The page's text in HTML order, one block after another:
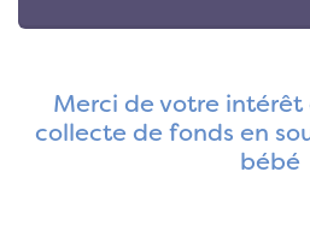
Merci de votre intérêt
collecte de fonds en
bébé